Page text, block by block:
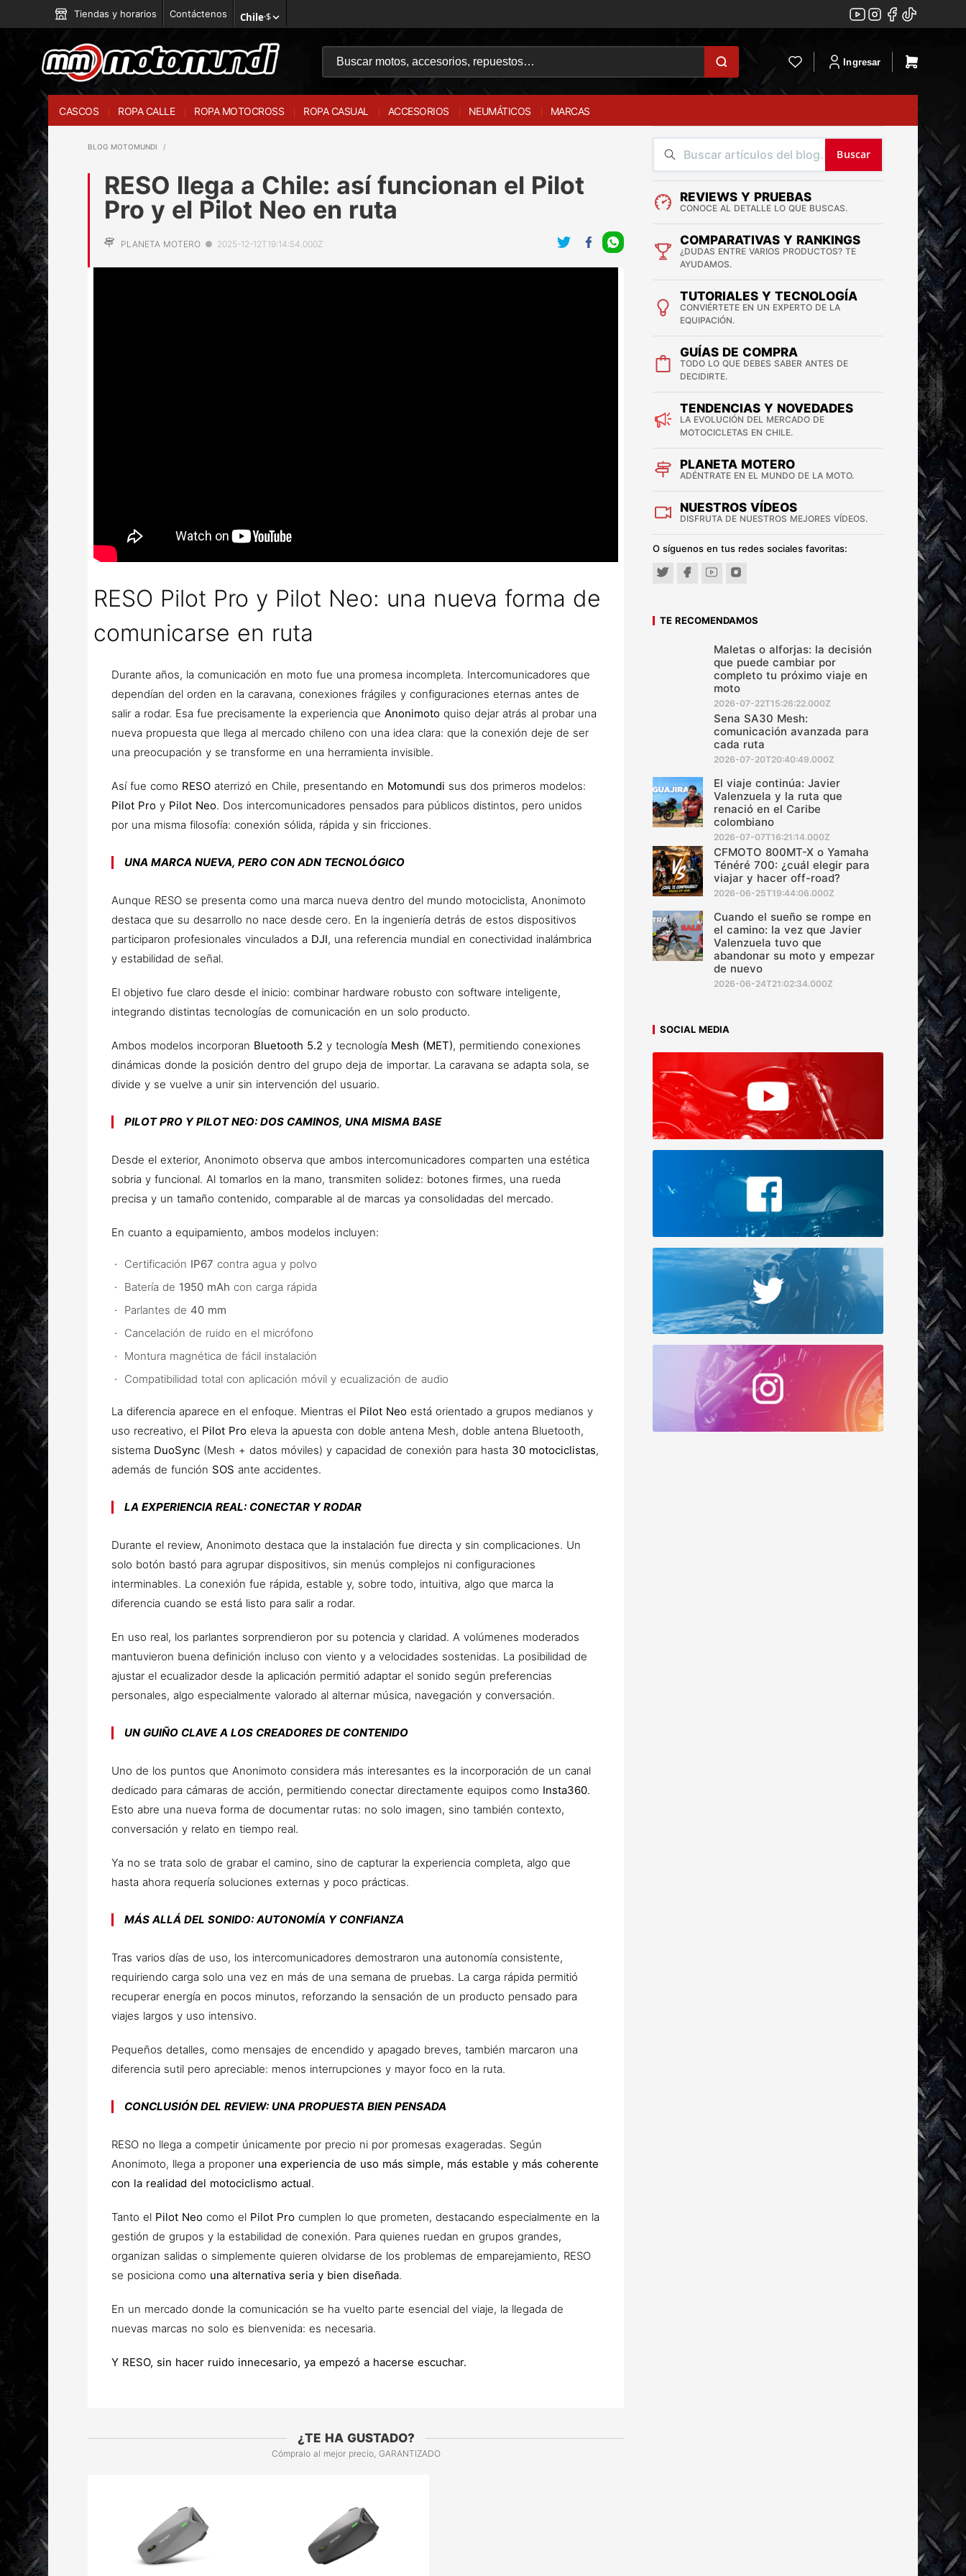
Tiendas y horarios Contáctenos Chile·$
Ingresar
CASCOS ROPA CALLE ROPA MOTOCROSS ROPA CASUAL ACCESORIOS NEUMÁTICOS MARCAS
BLOG MOTOMUNDI
RESO llega a Chile: así funcionan el Pilot
Pro y el Pilot Neo en ruta
PLANETA MOTERO ● 2025-12-12T19:14:54.000Z
RESO Pilot Pro y Pilot Neo: una nueva forma de
comunicarse en ruta
Durante años, la comunicación en moto fue una promesa incompleta. Intercomunicadores que
dependían del orden en la caravana, conexiones frágiles y configuraciones eternas antes de
salir a rodar. Esa fue precisamente la experiencia queAnonimoto quiso dejar atrás al probar una
nueva propuesta que llega al mercado chileno con una idea clara: que la conexión deje de ser
una preocupación y se transforme en una herramienta invisible.
Así fue como RESO aterrizó en Chile, presentando en Motomundi sus dos primeros modelos:
Pilot Pro y Pilot Neo. Dos intercomunicadores pensados para públicos distintos, pero unidos
por una misma filosofía: conexión sólida, rápida y sin fricciones.
UNA MARCA NUEVA, PERO CON ADN TECNOLÓGICO
Aunque RESO se presenta como una marca nueva dentro del mundo motociclista, Anonimoto
destaca que su desarrollo no nace desde cero. En la ingeniería detrás de estos dispositivos
participaron profesionales vinculados a DJI, una referencia mundial en conectividad inalámbrica
y estabilidad de señal.
El objetivo fue claro desde el inicio: combinar hardware robusto con software inteligente,
integrando distintas tecnologías de comunicación en un solo producto.
Ambos modelos incorporan Bluetooth 5.2 y tecnología Mesh (MET), permitiendo conexiones
dinámicas donde la posición dentro del grupo deja de importar. La caravana se adapta sola, se
divide y se vuelve a unir sin intervención del usuario.
PILOT PRO Y PILOT NEO: DOS CAMINOS, UNA MISMA BASE
Desde el exterior, Anonimoto observa que ambos intercomunicadores comparten una estética
sobria y funcional. Al tomarlos en la mano, transmiten solidez: botones firmes, una rueda
precisa y un tamaño contenido, comparable al de marcas ya consolidadas del mercado.
En cuanto a equipamiento, ambos modelos incluyen:
Certificación IP67 contra agua y polvo
Batería de 1950 mAh con carga rápida
Parlantes de 40 mm
Cancelación de ruido en el micrófono
Montura magnética de fácil instalación
Compatibilidad total con aplicación móvil y ecualización de audio
La diferencia aparece en el enfoque. Mientras el Pilot Neo está orientado a grupos medianos y
uso recreativo, el Pilot Pro eleva la apuesta con doble antena Mesh, doble antena Bluetooth,
sistema DuoSync (Mesh + datos móviles) y capacidad de conexión para hasta 30 motociclistas,
además de función SOS ante accidentes.
LA EXPERIENCIA REAL: CONECTAR Y RODAR
Durante el review, Anonimoto destaca que la instalación fue directa y sin complicaciones. Un
solo botón bastó para agrupar dispositivos, sin menús complejos ni configuraciones
interminables. La conexión fue rápida, estable y, sobre todo, intuitiva, algo que marca la
diferencia cuando se está listo para salir a rodar.
En uso real, los parlantes sorprendieron por su potencia y claridad. A volúmenes moderados
mantuvieron buena definición incluso con viento y a velocidades sostenidas. La posibilidad de
ajustar el ecualizador desde la aplicación permitió adaptar el sonido según preferencias
personales, algo especialmente valorado al alternar música, navegación y conversación.
UN GUIÑO CLAVE A LOS CREADORES DE CONTENIDO
Uno de los puntos que Anonimoto considera más interesantes es la incorporación de un canal
dedicado para cámaras de acción, permitiendo conectar directamente equipos como Insta360.
Esto abre una nueva forma de documentar rutas: no solo imagen, sino también contexto,
conversación y relato en tiempo real.
Ya no se trata solo de grabar el camino, sino de capturar la experiencia completa, algo que
hasta ahora requería soluciones externas y poco prácticas.
MÁS ALLÁ DEL SONIDO: AUTONOMÍA Y CONFIANZA
Tras varios días de uso, los intercomunicadores demostraron una autonomía consistente,
requiriendo carga solo una vez en más de una semana de pruebas. La carga rápida permitió
recuperar energía en pocos minutos, reforzando la sensación de un producto pensado para
viajes largos y uso intensivo.
Pequeños detalles, como mensajes de encendido y apagado breves, también marcaron una
diferencia sutil pero apreciable: menos interrupciones y mayor foco en la ruta.
CONCLUSIÓN DEL REVIEW: UNA PROPUESTA BIEN PENSADA
RESO no llega a competir únicamente por precio ni por promesas exageradas. Según
Anonimoto, llega a proponer una experiencia de uso más simple, más estable y más coherente
con la realidad del motociclismo actual.
Tanto el Pilot Neo como el Pilot Pro cumplen lo que prometen, destacando especialmente en la
gestión de grupos y la estabilidad de conexión. Para quienes ruedan en grupos grandes,
organizan salidas o simplemente quieren olvidarse de los problemas de emparejamiento, RESO
se posiciona como una alternativa seria y bien diseñada.
En un mercado donde la comunicación se ha vuelto parte esencial del viaje, la llegada de
nuevas marcas no solo es bienvenida: es necesaria.
Y RESO, sin hacer ruido innecesario, ya empezó a hacerse escuchar.
¿TE HA GUSTADO?
Cómpralo al mejor precio, GARANTIZADO
Buscar
REVIEWS Y PRUEBAS
CONOCE AL DETALLE LO QUE BUSCAS.
COMPARATIVAS Y RANKINGS
¿DUDAS ENTRE VARIOS PRODUCTOS? TE
AYUDAMOS.
TUTORIALES Y TECNOLOGÍA
CONVIÉRTETE EN UN EXPERTO DE LA
EQUIPACIÓN.
GUÍAS DE COMPRA
TODO LO QUE DEBES SABER ANTES DE
DECIDIRTE.
TENDENCIAS Y NOVEDADES
LA EVOLUCIÓN DEL MERCADO DE
MOTOCICLETAS EN CHILE.
PLANETA MOTERO
ADÉNTRATE EN EL MUNDO DE LA MOTO.
NUESTROS VÍDEOS
DISFRUTA DE NUESTROS MEJORES VÍDEOS.
O síguenos en tus redes sociales favoritas:
TE RECOMENDAMOS
Maletas o alforjas: la decisión
que puede cambiar por
completo tu próximo viaje en
moto
2026-07-22T15:26:22.000Z
Sena SA30 Mesh:
comunicación avanzada para
cada ruta
2026-07-20T20:40:49.000Z
El viaje continúa: Javier
Valenzuela y la ruta que
renació en el Caribe
colombiano
2026-07-07T16:21:14.000Z
CFMOTO 800MT-X o Yamaha
Ténéré 700: ¿cuál elegir para
viajar y hacer off-road?
2026-06-25T19:44:06.000Z
Cuando el sueño se rompe en
el camino: la vez que Javier
Valenzuela tuvo que
abandonar su moto y empezar
de nuevo
2026-06-24T21:02:34.000Z
SOCIAL MEDIA